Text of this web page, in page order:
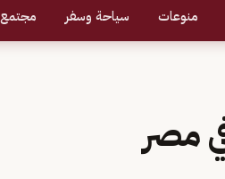
منوعات سياحة وسفر مجتمع
تمرين "ميدوزا 14" في مصر